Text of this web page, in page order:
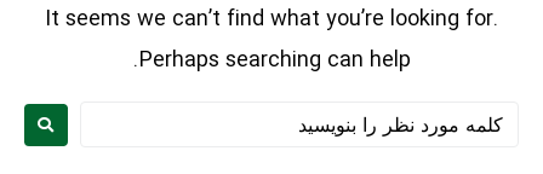
It seems we can’t find what you’re looking for.
Perhaps searching can help.